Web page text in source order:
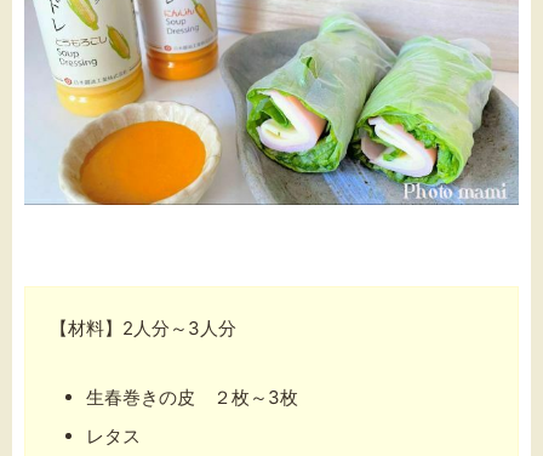
【材料】2人分～3人分
生春巻きの皮 ２枚～3枚
レタス